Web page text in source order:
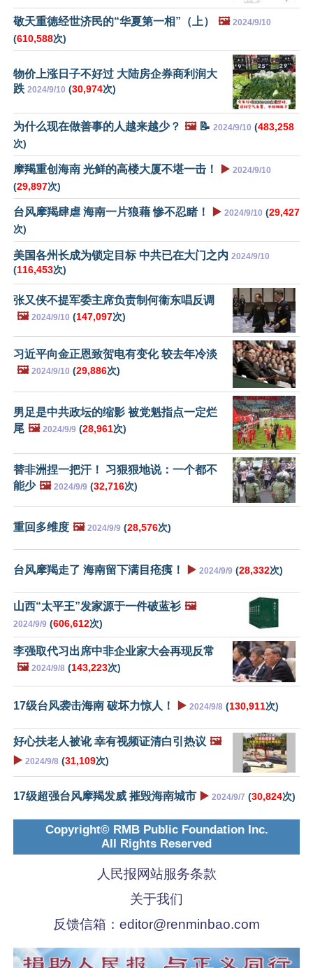
敬天重德经世济民的“华夏第一相”（上） 🖼️ 2024/9/10
(610,588次)
物价上涨日子不好过 大陆房企券商利润大
跌 2024/9/10 (30,974次)
为什么现在做善事的人越来越少？ 🖼️📝 2024/9/10 (483,258
次)
摩羯重创海南 光鲜的高楼大厦不堪一击！ ▶️ 2024/9/10
(29,897次)
台风摩羯肆虐 海南一片狼藉 惨不忍睹！ ▶️ 2024/9/10 (29,427
次)
美国各州长成为锁定目标 中共已在大门之内 2024/9/10
(116,453次)
张又侠不提军委主席负责制何衞东唱反调
🖼️ 2024/9/10 (147,097次)
习近平向金正恩致贺电有变化 较去年冷淡
🖼️ 2024/9/10 (29,886次)
男足是中共政坛的缩影 被党魁指点一定烂
尾 🖼️ 2024/9/9 (28,961次)
替非洲捏一把汗！ 习狠狠地说：一个都不
能少 🖼️ 2024/9/9 (32,716次)
重回多维度 🖼️ 2024/9/9 (28,576次)
台风摩羯走了 海南留下满目疮痍！ ▶️ 2024/9/9 (28,332次)
山西“太平王”发家源于一件破蓝衫 🖼️
2024/9/9 (606,612次)
李强取代习出席中非企业家大会再现反常
🖼️ 2024/9/8 (143,223次)
17级台风袭击海南 破坏力惊人！ ▶️ 2024/9/8 (130,911次)
好心扶老人被讹 幸有视频证清白引热议 🖼️
▶️ 2024/9/8 (31,109次)
17级超强台风摩羯发威 摧毁海南城市 ▶️ 2024/9/7 (30,824次)
Copyright© RMB Public Foundation Inc.
All Rights Reserved
人民报网站服务条款
关于我们
反馈信箱： editor@renminbao.com